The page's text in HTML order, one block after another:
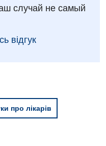
случай не самый
відгук
про лікарів